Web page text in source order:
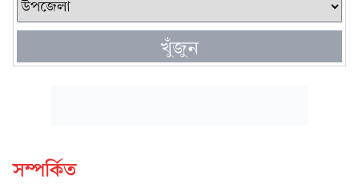
খুঁজুন
সম্পর্কিত